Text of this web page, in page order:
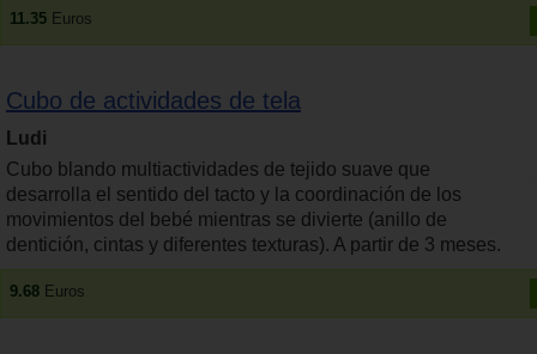
11.35 Euros
Cubo de actividades de tela
Ludi
Cubo blando multiactividades de tejido suave que
desarrolla el sentido del tacto y la coordinación de los
movimientos del bebé mientras se divierte (anillo de
dentición, cintas y diferentes texturas). A partir de 3 meses.
9.68 Euros